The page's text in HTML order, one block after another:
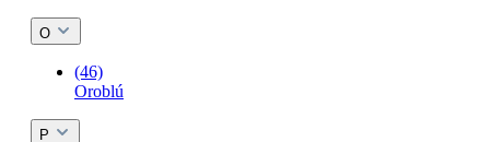
O
(46)
Oroblú
P